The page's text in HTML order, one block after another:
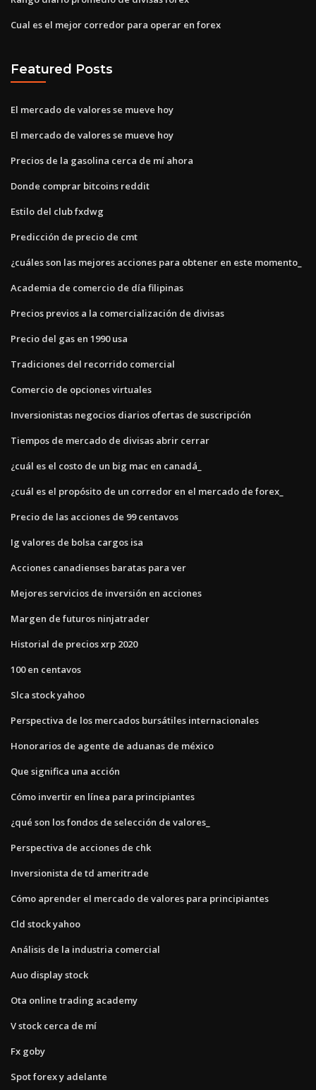
Cual es el mejor corredor para operar en forex
Featured Posts
El mercado de valores se mueve hoy
El mercado de valores se mueve hoy
Precios de la gasolina cerca de mí ahora
Donde comprar bitcoins reddit
Estilo del club fxdwg
Predicción de precio de cmt
¿cuáles son las mejores acciones para obtener en este momento_
Academia de comercio de día filipinas
Precios previos a la comercialización de divisas
Precio del gas en 1990 usa
Tradiciones del recorrido comercial
Comercio de opciones virtuales
Inversionistas negocios diarios ofertas de suscripción
Tiempos de mercado de divisas abrir cerrar
¿cuál es el costo de un big mac en canadá_
¿cuál es el propósito de un corredor en el mercado de forex_
Precio de las acciones de 99 centavos
Ig valores de bolsa cargos isa
Acciones canadienses baratas para ver
Mejores servicios de inversión en acciones
Margen de futuros ninjatrader
Historial de precios xrp 2020
100 en centavos
Slca stock yahoo
Perspectiva de los mercados bursátiles internacionales
Honorarios de agente de aduanas de méxico
Que significa una acción
Cómo invertir en línea para principiantes
¿qué son los fondos de selección de valores_
Perspectiva de acciones de chk
Inversionista de td ameritrade
Cómo aprender el mercado de valores para principiantes
Cld stock yahoo
Análisis de la industria comercial
Auo display stock
Ota online trading academy
V stock cerca de mí
Fx goby
Spot forex y adelante